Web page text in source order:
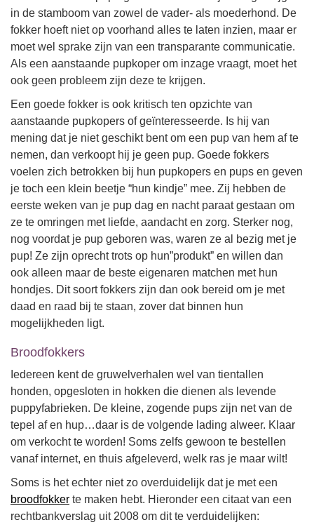
in de stamboom van zowel de vader- als moederhond. De
fokker hoeft niet op voorhand alles te laten inzien, maar er
moet wel sprake zijn van een transparante communicatie.
Als een aanstaande pupkoper om inzage vraagt, moet het
ook geen probleem zijn deze te krijgen.
Een goede fokker is ook kritisch ten opzichte van
aanstaande pupkopers of geïnteresseerde. Is hij van
mening dat je niet geschikt bent om een pup van hem af te
nemen, dan verkoopt hij je geen pup. Goede fokkers
voelen zich betrokken bij hun pupkopers en pups en geven
je toch een klein beetje “hun kindje” mee. Zij hebben de
eerste weken van je pup dag en nacht paraat gestaan om
ze te omringen met liefde, aandacht en zorg. Sterker nog,
nog voordat je pup geboren was, waren ze al bezig met je
pup! Ze zijn oprecht trots op hun”produkt” en willen dan
ook alleen maar de beste eigenaren matchen met hun
hondjes. Dit soort fokkers zijn dan ook bereid om je met
daad en raad bij te staan, zover dat binnen hun
mogelijkheden ligt.
Broodfokkers
Iedereen kent de gruwelverhalen wel van tientallen
honden, opgesloten in hokken die dienen als levende
puppyfabrieken. De kleine, zogende pups zijn net van de
tepel af en hup…daar is de volgende lading alweer. Klaar
om verkocht te worden! Soms zelfs gewoon te bestellen
vanaf internet, en thuis afgeleverd, welk ras je maar wilt!
Soms is het echter niet zo overduidelijk dat je met een
broodfokker te maken hebt. Hieronder een citaat van een
rechtbankverslag uit 2008 om dit te verduidelijken: